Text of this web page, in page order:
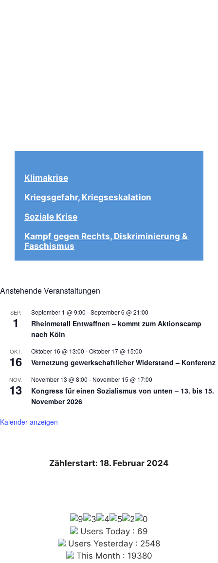
Klimakrise
Kriegsgefahr, Kriegseskalation
Soziale Krise
Kampf gegen Rechts, Diskriminierung &
Faschismus
Anstehende Veranstaltungen
SEP.
1
September 1 @ 9:00 -September 6 @ 21:00
Rheinmetall Entwaffnen – kommt zum Aktionscamp
nach Köln
OKT.
16
Oktober 16 @ 13:00 -Oktober 17 @ 15:00
Vernetzung gewerkschaftlicher Widerstand – Konferenz
NOV.
13
November 13 @ 8:00 - November 15 @ 17:00
Kongress für einen Sozialismus von unten – 13. bis 15.
November 2026
Kalender anzeigen
Zählerstart: 18. Februar 2024
Users Today : 69
Users Yesterday : 2548
This Month : 19380